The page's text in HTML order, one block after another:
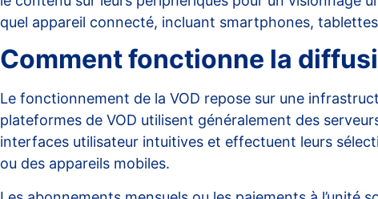
quel appareil connecté, incluant smartphones,
Comment fonctionne la
Le fonctionnement de la VOD repose sur une
plateformes de VOD utilisent généralement des
interfaces utilisateur intuitives et effectuent leurs
ou des appareils mobiles.